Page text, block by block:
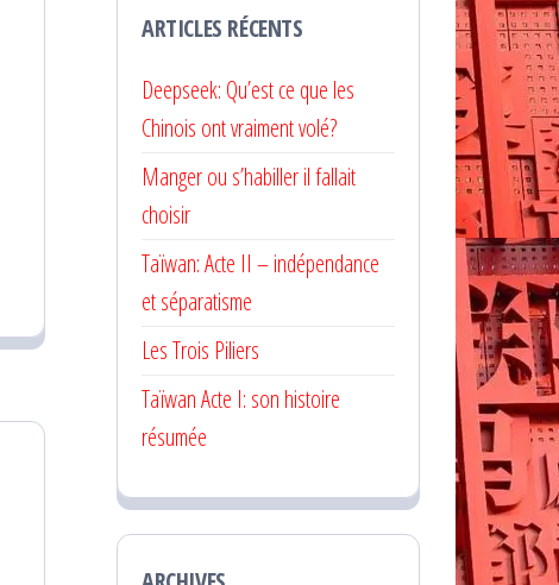
ARTICLES RÉCENTS
Deepseek: Qu’est ce que les
Chinois ont vraiment volé?
Manger ou s’habiller il fallait
choisir
Taïwan: Acte II – indépendance
et séparatisme
Les Trois Piliers
Taïwan Acte I: son histoire
résumée